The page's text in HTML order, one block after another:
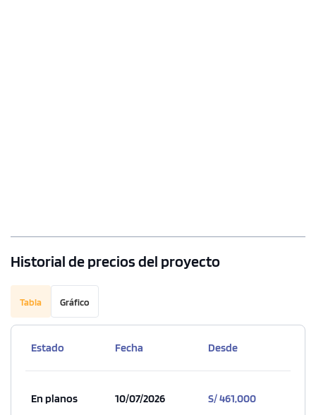
Historial de precios del proyecto
Tabla Gráfico
Estado Fecha Desde
En planos 10/07/2026 S/ 461,000